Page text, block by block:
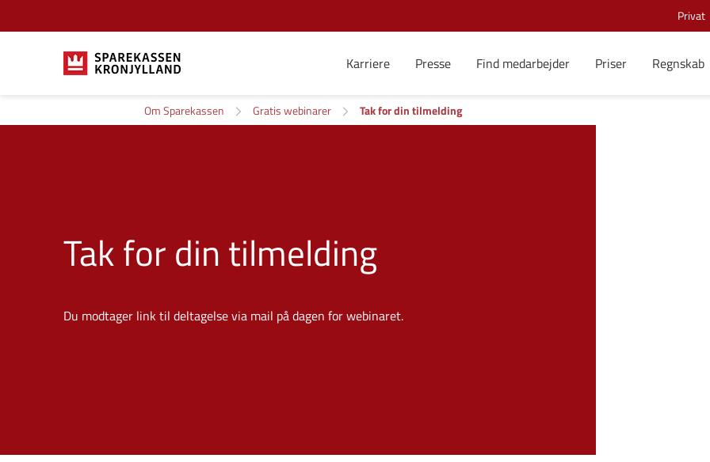
Privat
Karriere Presse Find medarbejder Priser Regnskab
Om Sparekassen Gratis webinarer Tak for din tilmelding
Tak for din tilmelding
Du modtager link til deltagelse via mail på dagen for webinaret.